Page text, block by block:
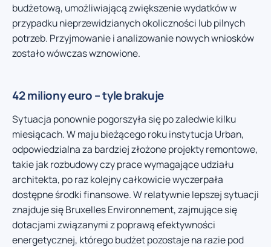
budżetową, umożliwiającą zwiększenie wydatków w
przypadku nieprzewidzianych okoliczności lub pilnych
potrzeb. Przyjmowanie i analizowanie nowych wniosków
zostało wówczas wznowione.
42 miliony euro – tyle brakuje
Sytuacja ponownie pogorszyła się po zaledwie kilku
miesiącach. W maju bieżącego roku instytucja Urban,
odpowiedzialna za bardziej złożone projekty remontowe,
takie jak rozbudowy czy prace wymagające udziału
architekta, po raz kolejny całkowicie wyczerpała
dostępne środki finansowe. W relatywnie lepszej sytuacji
znajduje się Bruxelles Environnement, zajmujące się
dotacjami związanymi z poprawą efektywności
energetycznej, którego budżet pozostaje na razie pod